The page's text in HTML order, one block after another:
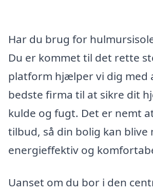
Har du brug for
Du er kommet til det rette
platform hjælper vi dig med
bedste firma til at sikre dit
kulde og fugt. Det er nemt
tilbud, så din bolig kan blive
energieffektiv og
Uanset om du bor i den